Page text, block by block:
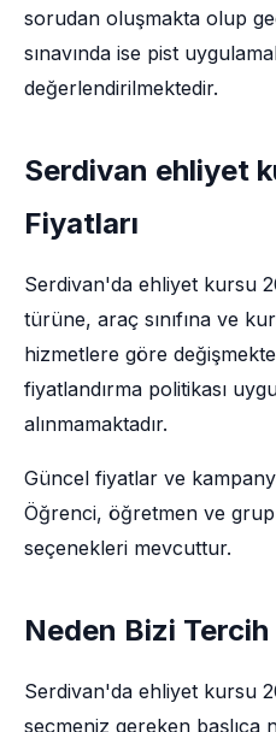
sorudan oluşmakta olup
sınavında ise pist
değerlendirilmektedir.
Serdivan ehliyet
Fiyatları
Serdivan'da ehliyet kursu
türüne, araç sınıfına ve
hizmetlere göre
fiyatlandırma politikası
alınmamaktadır.
Güncel fiyatlar ve
Öğrenci, öğretmen ve
seçenekleri mevcuttur.
Neden Bizi
Serdivan'da ehliyet kursu
seçmeniz gereken başlıca